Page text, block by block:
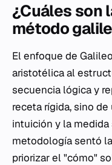
¿Cuáles son
método
El enfoque de
aristotélica al
secuencia lógica y
receta rígida, sino
intuición y la
metodología sentó
priorizar el "cómo"